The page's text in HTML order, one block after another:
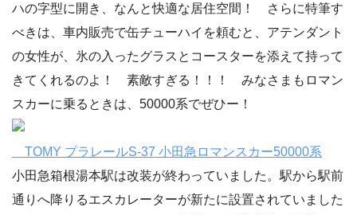
ハの字型に開き、なんと快適な居住空間！ さらに特筆す
べきは、車内販売で缶チューハイを頼むと、アテンダント
の女性が、氷の入ったグラスとコースターを添えて持って
きてくれるのよ！ 素敵すぎる！！！ みなさまもロマン
スカーに乗るときは、50000系でぜひー！
TOMY プラレールS-37 小田急ロマンスカー50000系
小田急箱根湯本駅は改装が終わっていました。駅から駅前
通りへ降りるエスカレーターが新たに設置されていました